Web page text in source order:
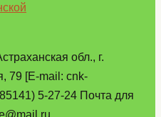
обл., г.
79 [E-mail: cnk-
5-27-24 Почта для